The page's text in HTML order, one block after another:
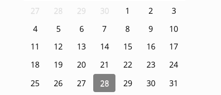
27 28 29 30 1 2
3
4
5 6 7 8 9
10
11
12 13 14 15 16
17
18
19 20 21 22 23
24
25
26 27 28 29 30
31